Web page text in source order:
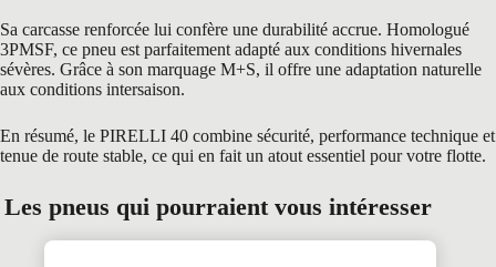
Sa carcasse renforcée lui confère une durabilité accrue. Homologué
3PMSF, ce pneu est parfaitement adapté aux conditions hivernales
sévères. Grâce à son marquage M+S, il offre une adaptation naturelle
aux conditions intersaison.
En résumé, le PIRELLI 40 combine sécurité, performance technique et
tenue de route stable, ce qui en fait un atout essentiel pour votre flotte.
Les pneus qui pourraient vous intéresser